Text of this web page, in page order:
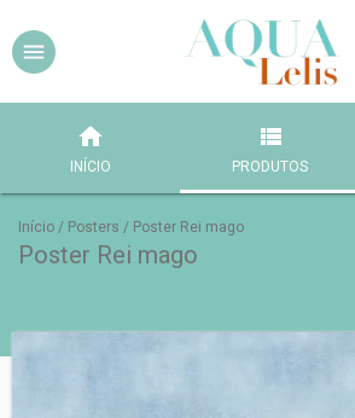
INÍCIO PRODUTOS
Início / Posters / Poster Rei mago
Poster Rei mago